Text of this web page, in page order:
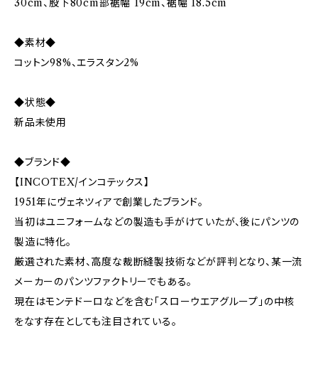
30cm、股下80cm部裾幅 19cm、裾幅 18.5cm
◆素材◆
コットン98%、エラスタン2%
◆状態◆
新品未使用
◆ブランド◆
【INCOTEX/インコテックス】
1951年にヴェネツィアで創業したブランド。
当初はユニフォームなどの製造も手がけていたが、後にパンツの
製造に特化。
厳選された素材、高度な裁断縫製技術などが評判となり、某一流
メーカーのパンツファクトリーでもある。
現在はモンテドーロなどを含む「スローウエアグループ」の中核
をなす存在としても注目されている。